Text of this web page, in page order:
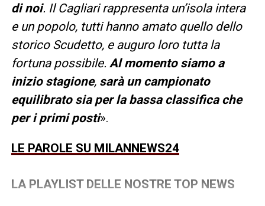
di noi. Il Cagliari rappresenta un’isola intera
e un popolo, tutti hanno amato quello dello
storico Scudetto, e auguro loro tutta la
fortuna possibile. Al momento siamo a
inizio stagione, sarà un campionato
equilibrato sia per la bassa classifica che
per i primi posti».
LE PAROLE SU MILANNEWS24
LA PLAYLIST DELLE NOSTRE TOP NEWS